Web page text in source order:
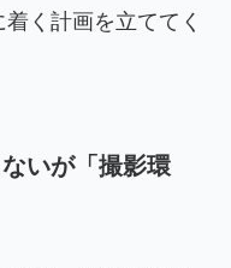
く計画を立ててく
いが「撮影環